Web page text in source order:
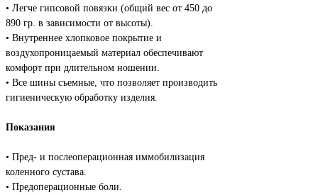
• Легче гипсовой повязки (общий вес от 450 до
890 гр. в зависимости от высоты).
• Внутреннее хлопковое покрытие и
воздухопроницаемый материал обеспечивают
комфорт при длительном ношении.
• Все шины съемные, что позволяет производить
гигиеническую обработку изделия.
Показания
• Пред- и послеоперационная иммобилизация
коленного сустава.
• Предоперационные боли.